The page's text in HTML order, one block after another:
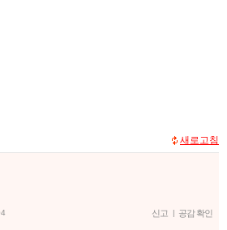
새로고침
신고 | 공감 확인